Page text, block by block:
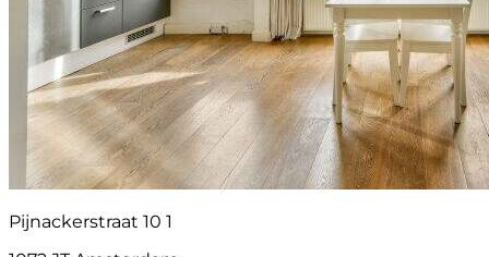
Pijnackerstraat 10 1